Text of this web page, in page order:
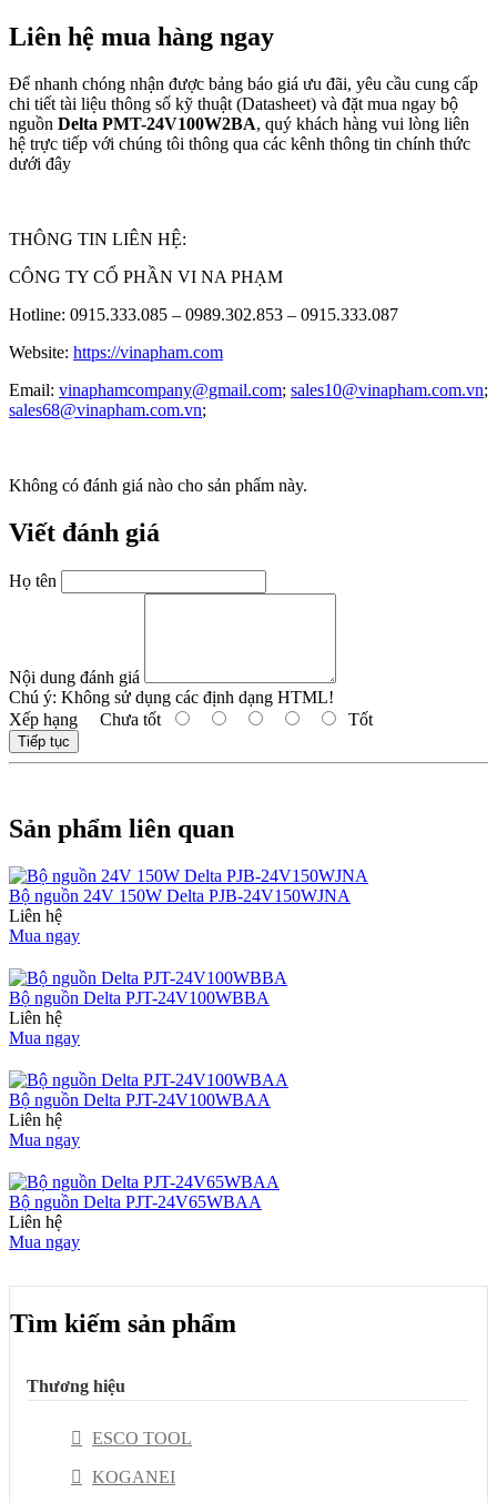
Liên hệ mua hàng ngay
Để nhanh chóng nhận được bảng báo giá ưu đãi, yêu cầu cung cấp
chi tiết tài liệu thông số kỹ thuật (Datasheet) và đặt mua ngay bộ
nguồn Delta PMT-24V100W2BA, quý khách hàng vui lòng liên
hệ trực tiếp với chúng tôi thông qua các kênh thông tin chính thức
dưới đây
THÔNG TIN LIÊN HỆ:
CÔNG TY CỔ PHẦN VI NA PHẠM
Hotline: 0915.333.085 – 0989.302.853 – 0915.333.087
Website: https://vinapham.com
Email: vinaphamcompany@gmail.com; sales10@vinapham.com.vn;
sales68@vinapham.com.vn;
Không có đánh giá nào cho sản phẩm này.
Viết đánh giá
Họ tên
Nội dung đánh giá
Chú ý: Không sử dụng các định dạng HTML!
Xếp hạng Chưa tốt Tốt
Tiếp tục
Sản phẩm liên quan
Bộ nguồn 24V 150W Delta PJB-24V150WJNA
Liên hệ
Mua ngay
Bộ nguồn Delta PJT-24V100WBBA
Liên hệ
Mua ngay
Bộ nguồn Delta PJT-24V100WBAA
Liên hệ
Mua ngay
Bộ nguồn Delta PJT-24V65WBAA
Liên hệ
Mua ngay
Tìm kiếm sản phẩm
Thương hiệu
ESCO TOOL
KOGANEI